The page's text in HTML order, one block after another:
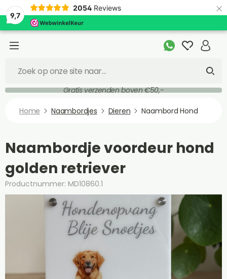
9,7
2054 Reviews ×
Gratis verzenden boven €50,-
Home Naambordjes Dieren Naambord Hond
Naambordje voordeur hond
golden retriever
Productnummer: MD10860.1